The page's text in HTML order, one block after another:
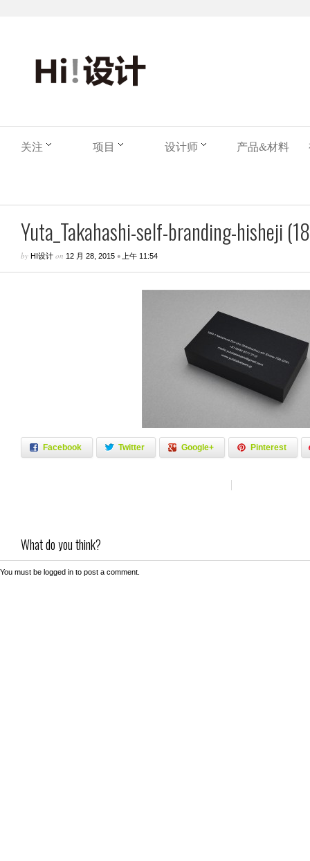
关注 项目 设计师 产品&材料
Yuta_Takahashi-self-branding-hisheji
by HI设计 on 12 月 28, 2015 • 上午 11:54
Facebook Twitter Google+ Pinterest
What do you think?
You must be logged in to post a comment.